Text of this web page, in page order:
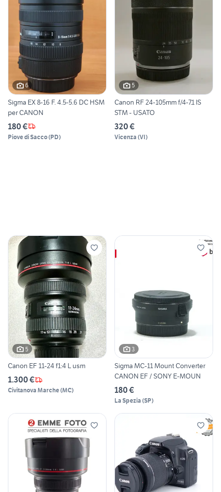
6
Sigma EX 8-16 F. 4.5-5.6 DC HSM
per CANON
180 €
Piove di Sacco(PD)
5
Canon RF 24-105mm f/4-7.1 IS
STM - USATO
320 €
Vicenza (VI)
5
Canon EF 11-24 f1:4 L usm
1.300 €
Civitanova Marche(MC)
3
Sigma MC-11 Mount Converter
CANON EF / SONY E-MOUN
180 €
La Spezia (SP)